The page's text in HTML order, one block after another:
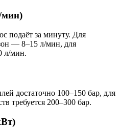
мин)
подаёт за минуту. Для
— 8–15 л/мин, для
л/мин.
достаточно 100–150 бар, для
требуется 200–300 бар.